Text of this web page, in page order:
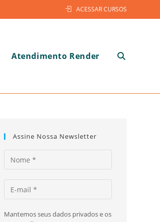
ACESSAR CURSOS
Atendimento Render Alternar
Assine Nossa Newsletter
Mantemos seus dados privados e os